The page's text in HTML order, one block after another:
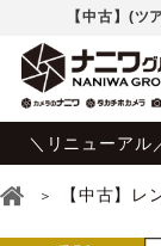
【中古】(
＼リニューアル
【中古】レ